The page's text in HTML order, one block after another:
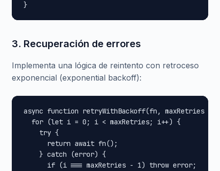
}
3. Recuperación de errores
Implementa una lógica de reintento con retroceso
exponencial (exponential backoff):
async function retryWithBackoff(fn, maxRetries =
  for (let i = 0; i < maxRetries; i++) {
    try {
      return await fn();
    } catch (error) {
      if (i === maxRetries - 1) throw error;